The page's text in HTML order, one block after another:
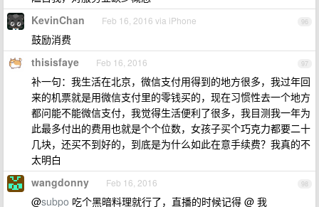
96
KevinChan Feb 16, 2016 via iPhone
鼓励消费
97
thisisfaye Feb 16, 2016
补一句：我生活在北京，微信支付用得到的地方很多，我过年回
来的机票就是用微信支付里的零钱买的，现在习惯性去一个地方
都问能不能微信支付，我觉得生活便利了很多，我目测我一年为
此最多付出的费用也就是个个位数，女孩子买个巧克力都要二十
几块，还买不到好的，到底是为什么如此在意手续费？我真的不
太明白
98
wangdonny Feb 16, 2016
@subpo 吃个黑暗料理就行了，直播的时候记得 @ 我